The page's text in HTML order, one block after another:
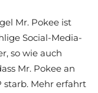
Mr. Pokee ist
Social-Media-
so wie auch
Mr. Pokee an
starb. Mehr erfahrt